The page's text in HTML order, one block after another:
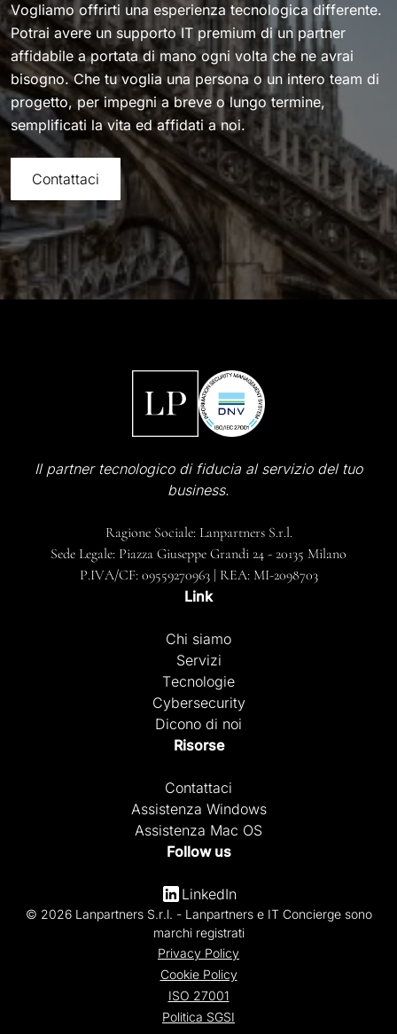
Vogliamo offrirti una esperienza tecnologica differente.
Potrai avere un supporto IT premium di un partner
affidabile a portata di mano ogni volta che ne avrai
bisogno. Che tu voglia una persona o un intero team di
progetto, per impegni a breve o lungo termine,
semplificati la vita ed affidati a noi.
Contattaci
Il partner tecnologico di fiducia al servizio del tuo
business.
Ragione Sociale: Lanpartners S.r.l.
Sede Legale: Piazza Giuseppe Grandi 24 - 20135 Milano
P.IVA/CF: 09559270963 | REA: MI-2098703
Link
Chi siamo
Servizi
Tecnologie
Cybersecurity
Dicono di noi
Risorse
Contattaci
Assistenza Windows
Assistenza Mac OS
Follow us
LinkedIn
© 2026 Lanpartners S.r.l. - Lanpartners e IT Concierge sono
marchi registrati
Privacy Policy
Cookie Policy
ISO 27001
Politica SGSI